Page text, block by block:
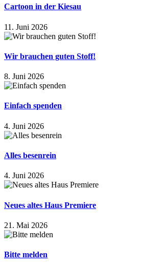
Cartoon in der Kiesau
11. Juni 2026
Wir brauchen guten Stoff!
8. Juni 2026
Einfach spenden
4. Juni 2026
Alles besenrein
4. Juni 2026
Neues altes Haus Premiere
21. Mai 2026
Bitte melden